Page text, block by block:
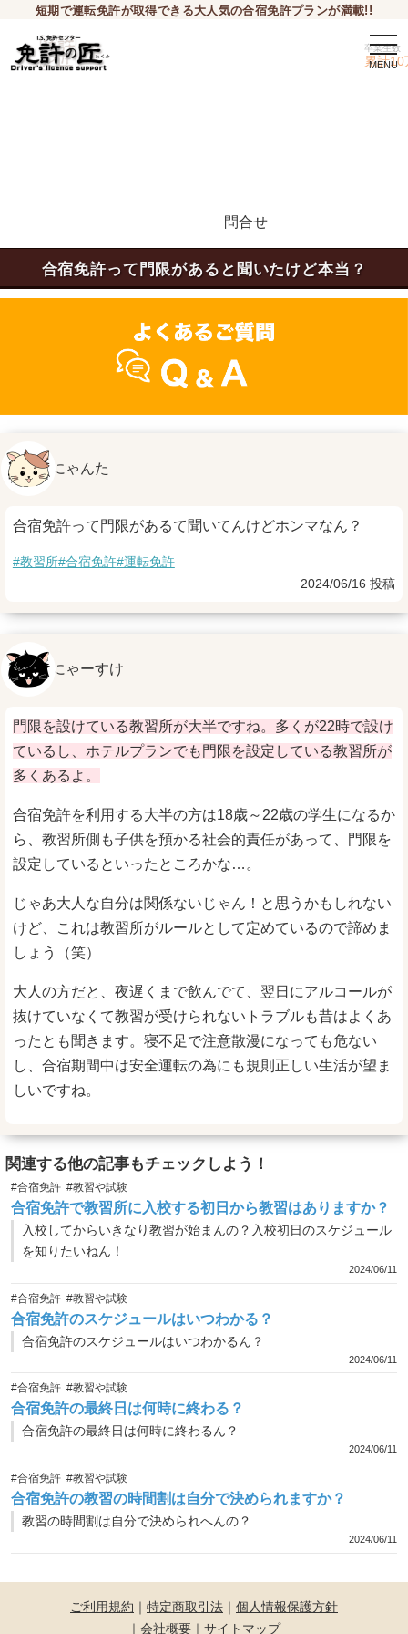
短期で運転免許が取得できる大人気の合宿免許プランが満載!!
卒業生数
累計10
問合せ
合宿免許って門限があると聞いたけど本当？
にゃんた
合宿免許って門限があるて聞いてんけどホンマなん？
#教習所#合宿免許#運転免許
2024/06/16 投稿
にゃーすけ
門限を設けている教習所が大半ですね。多くが22時で設け
ているし、ホテルプランでも門限を設定している教習所が
多くあるよ。
合宿免許を利用する大半の方は18歳～22歳の学生になるか
ら、教習所側も子供を預かる社会的責任があって、門限を
設定しているといったところかな…。
じゃあ大人な自分は関係ないじゃん！と思うかもしれない
けど、これは教習所がルールとして定めているので諦めま
しょう（笑）
大人の方だと、夜遅くまで飲んでて、翌日にアルコールが
抜けていなくて教習が受けられないトラブルも昔はよくあ
ったとも聞きます。寝不足で注意散漫になっても危ない
し、合宿期間中は安全運転の為にも規則正しい生活が望ま
しいですね。
関連する他の記事もチェックしよう！
#合宿免許 #教習や試験
合宿免許で教習所に入校する初日から教習はありますか？
入校してからいきなり教習が始まんの？入校初日のスケジュール
を知りたいねん！
2024/06/11
#合宿免許 #教習や試験
合宿免許のスケジュールはいつわかる？
合宿免許のスケジュールはいつわかるん？
2024/06/11
#合宿免許 #教習や試験
合宿免許の最終日は何時に終わる？
合宿免許の最終日は何時に終わるん？
2024/06/11
#合宿免許 #教習や試験
合宿免許の教習の時間割は自分で決められますか？
教習の時間割は自分で決められへんの？
2024/06/11
ご利用規約 ｜ 特定商取引法 ｜ 個人情報保護方針
｜ 会社概要 ｜ サイトマップ